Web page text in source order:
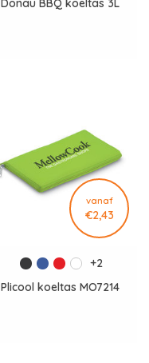
vanaf
€2,43
+2
Plicool koeltas MO7214